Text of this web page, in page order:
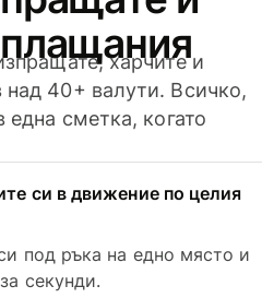
харчите и
над 40+ валути. Всичко,
една сметка, когато
си в движение по целия
под ръка на едно място и
секунди.